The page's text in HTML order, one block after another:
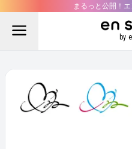
まるっと公開！
by